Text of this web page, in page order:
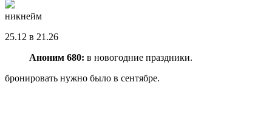
никнейм
25.12 в 21.26
Аноним 680: в новогодние праздники.
бронировать нужно было в сентябре.